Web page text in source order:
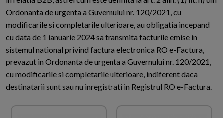
Ordonanta de urgenta a Guvernului nr. 120/2021, cu
modificarile si completarile ulterioare, au obligatia incepand
cu data de 1 ianuarie 2024 sa transmita facturile emise in
sistemul national privind factura electronica RO e-Factura,
prevazut in Ordonanta de urgenta a Guvernului nr. 120/2021,
cu modificarile si completarile ulterioare, indiferent daca
destinatarii sunt sau nu inregistrati in Registrul RO e-Factura.